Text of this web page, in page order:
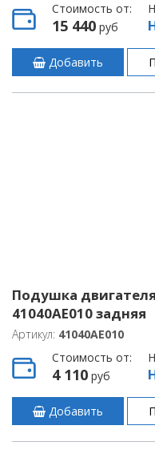
Стоимость от:
15 440 руб
Добавить
Подушка
41040AE010 задняя
Артикул: 41040AE010
Стоимость от:
4 110 руб
Добавить